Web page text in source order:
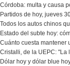
multa y causa
de hoy, jueves
los autos chinos
del subte hoy:
cuesta mantener
de la UEPC: "La
hoy y dólar blue